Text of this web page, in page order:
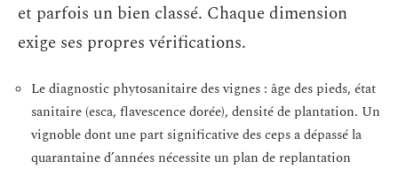
et parfois un bien classé. Chaque dimension
exige ses propres vérifications.
Le diagnostic phytosanitaire des vignes : âge des pieds, état
sanitaire (esca, flavescence dorée), densité de plantation. Un
vignoble dont une part significative des ceps a dépassé la
quarantaine d’années nécessite un plan de replantation